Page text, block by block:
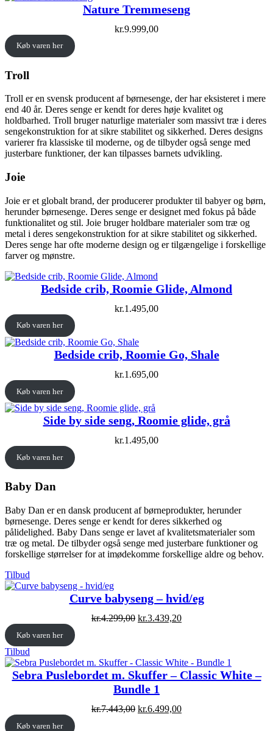
Nature Tremmeseng
kr.9.999,00
Køb varen her
Troll
Troll er en svensk producent af børnesenge, der har eksisteret i mere
end 40 år. Deres senge er kendt for deres høje kvalitet og
holdbarhed. Troll bruger naturlige materialer som massivt træ i deres
sengekonstruktion for at sikre stabilitet og sikkerhed. Deres designs
varierer fra klassiske til moderne, og de tilbyder også senge med
justerbare funktioner, der kan tilpasses barnets udvikling.
Joie
Joie er et globalt brand, der producerer produkter til babyer og børn,
herunder børnesenge. Deres senge er designet med fokus på både
funktionalitet og stil. Joie bruger holdbare materialer som træ og
metal i deres sengekonstruktion for at sikre stabilitet og sikkerhed.
Deres senge har ofte moderne design og er tilgængelige i forskellige
farver og mønstre.
Bedside crib, Roomie Glide, Almond
kr.1.495,00
Køb varen her
Bedside crib, Roomie Go, Shale
kr.1.695,00
Køb varen her
Side by side seng, Roomie glide, grå
kr.1.495,00
Køb varen her
Baby Dan
Baby Dan er en dansk producent af børneprodukter, herunder
børnesenge. Deres senge er kendt for deres sikkerhed og
pålidelighed. Baby Dans senge er lavet af kvalitetsmaterialer som
træ og metal. De tilbyder også senge med justerbare funktioner og
forskellige størrelser for at imødekomme forskellige aldre og behov.
Tilbud
på
Curve babyseng – hvid/eg
kr.4.299,00 Original
kr.3.439,20Current
Køb varen her
Tilbud
på
tilbud
Sebra Puslebordet m. Skuffer – Classic White –
Bundle 1
kr.7.443,00 Original
kr.6.499,00Current
Køb varen her